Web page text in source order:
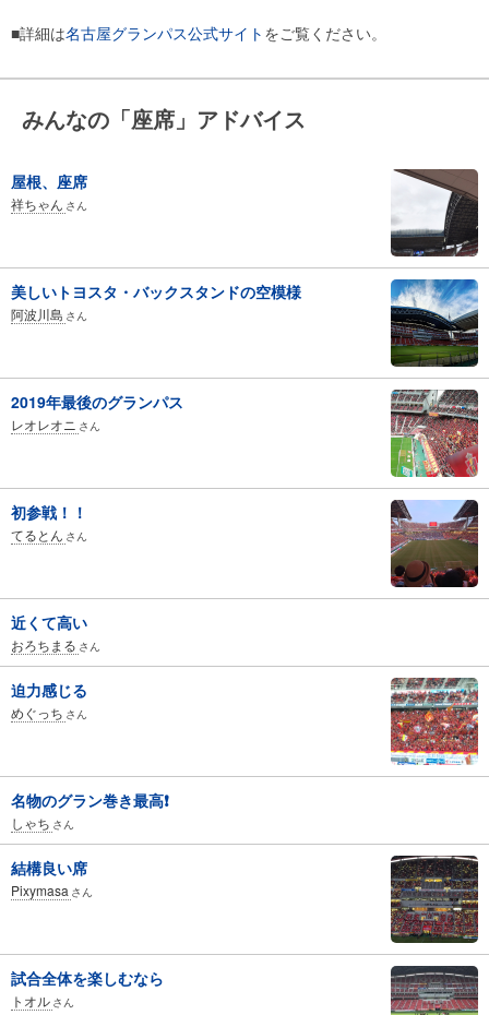
■詳細は名古屋グランパス公式サイト をご覧ください。
みんなの「座席」アドバイス
屋根、座席
祥ちゃん さん
美しいトヨスタ・バックスタンドの空模様
阿波川島 さん
2019年最後のグランパス
レオレオニ さん
初参戦！！
てるとん さん
近くて高い
おろちまる さん
迫力感じる
めぐっち さん
名物のグラン巻き最高❗
しゃち さん
結構良い席
Pixymasa さん
試合全体を楽しむなら
トオル さん